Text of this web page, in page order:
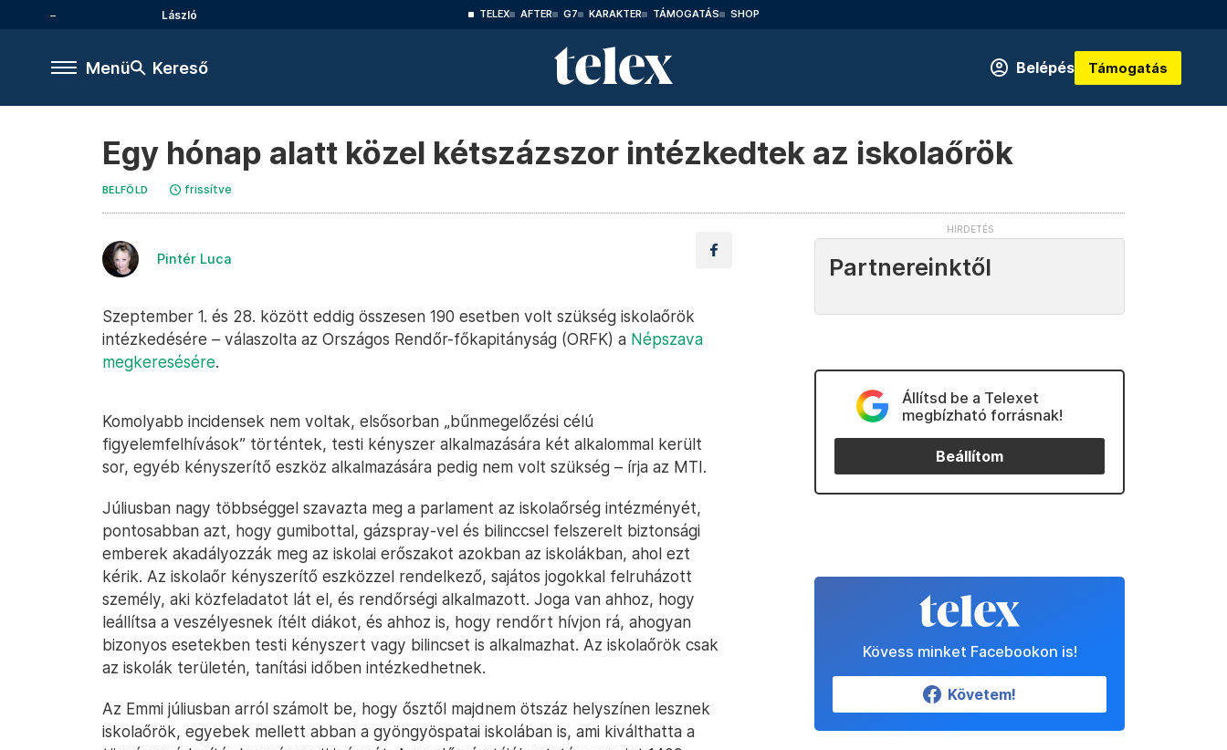
László TELEX AFTER G7 KARAKTER TÁMOGATÁS SHOP
Menü Kereső Belépés Támogatás
Egy hónap alatt közel kétszázszor intézkedtek az iskolaőrök
BELFÖLD frissítve
Pintér Luca
Szeptember 1. és 28. között eddig összesen 190 esetben volt szükség iskolaőrök
intézkedésére – válaszolta az Országos Rendőr-főkapitányság (ORFK) a Népszava
megkeresésére.
Komolyabb incidensek nem voltak, elsősorban „bűnmegelőzési célú
figyelemfelhívások” történtek, testi kényszer alkalmazására két alkalommal került
sor, egyéb kényszerítő eszköz alkalmazására pedig nem volt szükség – írja az MTI.
Júliusban nagy többséggel szavazta meg a parlament az iskolaőrség intézményét,
pontosabban azt, hogy gumibottal, gázspray-vel és bilinccsel felszerelt biztonsági
emberek akadályozzák meg az iskolai erőszakot azokban az iskolákban, ahol ezt
kérik. Az iskolaőr kényszerítő eszközzel rendelkező, sajátos jogokkal felruházott
személy, aki közfeladatot lát el, és rendőrségi alkalmazott. Joga van ahhoz, hogy
leállítsa a veszélyesnek ítélt diákot, és ahhoz is, hogy rendőrt hívjon rá, ahogyan
bizonyos esetekben testi kényszert vagy bilincset is alkalmazhat. Az iskolaőrök csak
az iskolák területén, tanítási időben intézkedhetnek.
Az Emmi júliusban arról számolt be, hogy ősztől majdnem ötszáz helyszínen lesznek
iskolaőrök, egyebek mellett abban a gyöngyöspatai iskolában is, ami kiválthatta a
Partnereinktől
Állítsd be a Telexet
megbízható forrásnak!
Beállítom
Kövess minket Facebookon is!
Követem!